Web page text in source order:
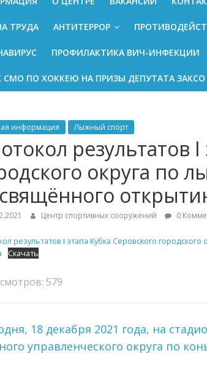
ТРУДА АНТИТЕРРОР
ПРОФИЛАКТИКА ВИЧ-ИНФЕКЦИИ
СМО ПО ХОККЕЮ НА ПРИЗЫ ДЕПУТАТА
информация Лыжный спорт
результатов
округа по
Центр спортивных сооружений 0
результатов I этапа Кубка Серовского
Скачать
579
18 декабря 2021 года, на
управленческого округа по